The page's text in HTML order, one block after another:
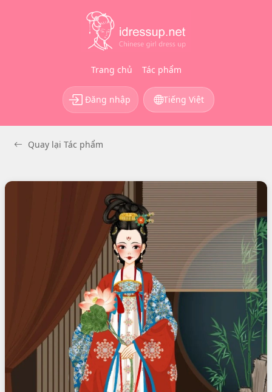
Trang chủ Tác phẩm
Đăng nhập Tiếng Việt
Quay lại Tác phẩm